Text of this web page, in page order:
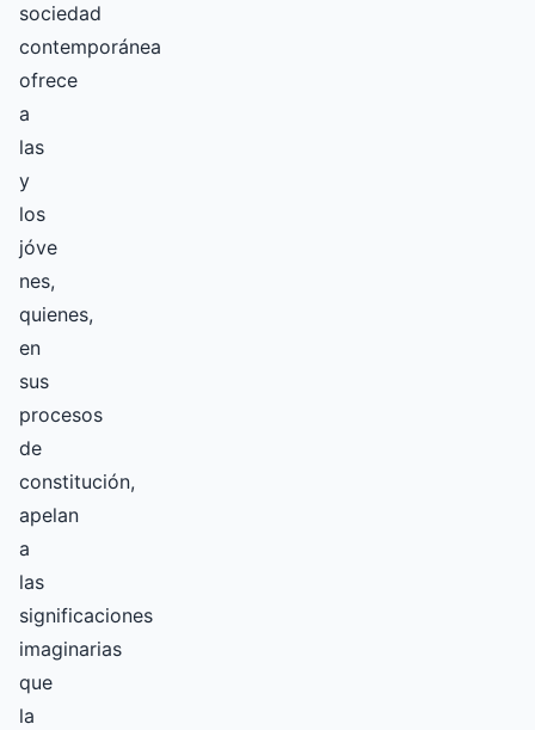
sociedad
contemporánea
ofrece
a
las
y
los
jóve
nes,
quienes,
en
sus
procesos
de
constitución,
apelan
a
las
significaciones
imaginarias
que
la